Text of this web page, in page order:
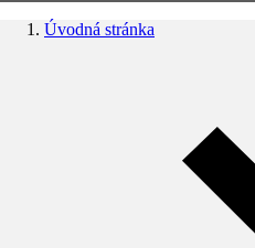
Úvodná stránka